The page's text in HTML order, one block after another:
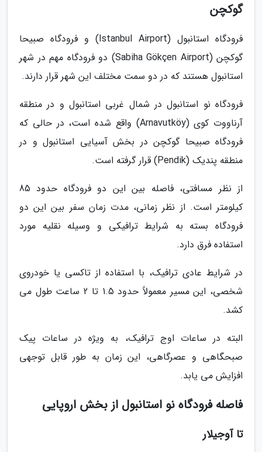
گوکچن
فرودگاه استانبول (Istanbul Airport) و فرودگاه صبیحا
گوکچن (Sabiha Gökçen Airport) دو فرودگاه مهم در شهر
استانبول هستند که در دو سمت مختلف این شهر قرار دارند.
فرودگاه نو استانبول در شمال غربی استانبول و در منطقه
آرناووت کوی (Arnavutköy) واقع شده است، در حالی که
فرودگاه صبیحا گوکچن در بخش آسیایی استانبول و در
منطقه پندیک (Pendik) قرار گرفته است.
از نظر مسافتی، فاصله بین این دو فرودگاه حدود 85
کیلومتر است. از نظر زمانی، مدت زمان سفر بین این دو
فرودگاه بسته به شرایط ترافیکی و وسیله نقلیه مورد
استفاده فرق دارد.
در شرایط عادی ترافیک، با استفاده از تاکسی یا خودروی
شخصی، این مسیر معمولاً حدود 1.5 تا 2 ساعت طول می
کشد.
البته در ساعات اوج ترافیک، به ویژه در ساعات پیک
صبحگاهی و عصرگاهی، این زمان به طور قابل توجهی
افزایش می یابد.
فاصله فرودگاه نو استانبول از بخش اروپایی
تا آوجیلار